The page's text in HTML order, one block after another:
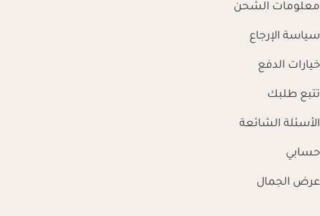
معلومات الشحن
سياسة الإرجاع
خيارات الدفع
تتبع طلبك
الأسئلة الشائعة
حسابي
عرض الجمال